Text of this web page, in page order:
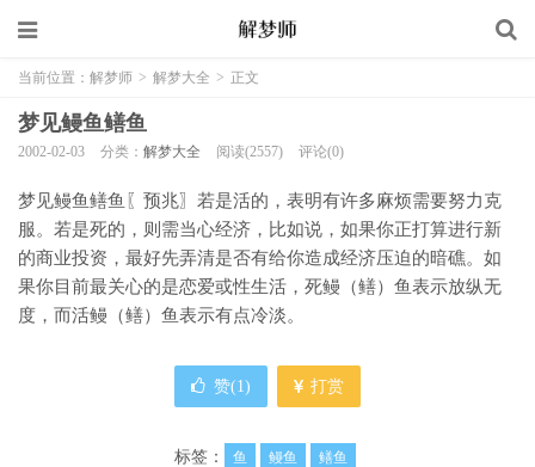
当前位置： 解梦师 > 解梦大全 > 正文
梦见鳗鱼鳝鱼
2002-02-03 分类： 解梦大全 阅读(2557) 评论(0)
梦见鳗鱼鳝鱼〖预兆〗若是活的，表明有许多麻烦需要努力克
服。若是死的，则需当心经济，比如说，如果你正打算进行新
的商业投资，最好先弄清是否有给你造成经济压迫的暗礁。如
果你目前最关心的是恋爱或性生活，死鳗（鳝）鱼表示放纵无
度，而活鳗（鳝）鱼表示有点冷淡。
赞(1) 打赏
标签： 鱼 鳗鱼 鳝鱼